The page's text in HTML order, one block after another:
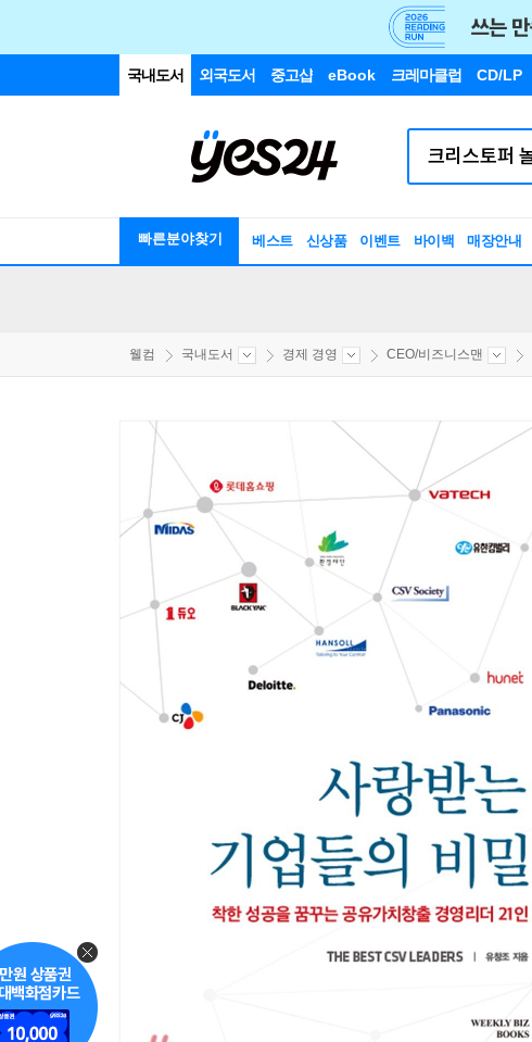
국내도서 외국도서 중고샵 eBook 크레마클럽 CD/LP
빠른분야찾기 베스트 신상품 이벤트 바이백 매장안내
웰컴 국내도서 경제 경영 CEO/비즈니스맨